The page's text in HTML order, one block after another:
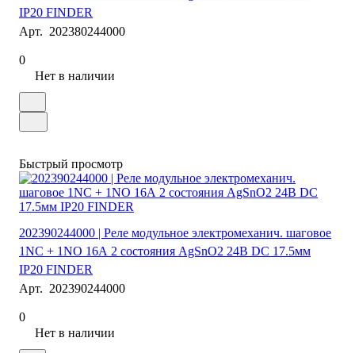
IP20 FINDER
Арт. 202380244000
0
Нет в наличии
Быстрый просмотр
202390244000 | Реле модульное электромеханич. шаговое
1NC + 1NO 16А 2 состояния AgSnO2 24В DC 17.5мм
IP20 FINDER
Арт. 202390244000
0
Нет в наличии